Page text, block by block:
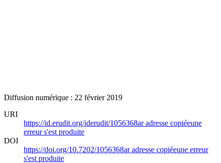
Diffusion numérique : 22 février 2019
URI
https://id.erudit.org/iderudit/1056368aradresse copiéeune
erreur s'est produite
DOI
https://doi.org/10.7202/1056368aradresse copiéeune erreur
s'est produite